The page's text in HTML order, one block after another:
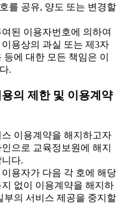
를 공유, 양도 또는 변경할
된 이용자번호에 의하여
용상의 과실 또는 제3자
에 대한 모든 책임은 이
.
의 제한 및 이용계약
이용계약을 해지하고자
으로 교육정보원에 해지
다.
용자가 다음 각 호에 해당
없이 이용계약을 해지하
부의 서비스 제공을 중지할